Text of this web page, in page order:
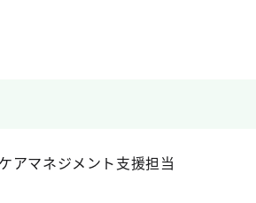
アマネジメント支援担当